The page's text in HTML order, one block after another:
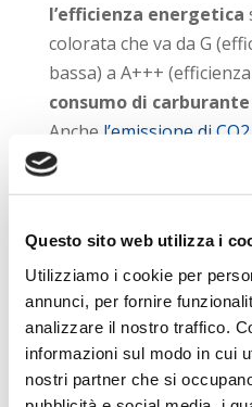
Questo sito web utilizza i
Utilizziamo i cookie per
annunci, per fornire
analizzare il nostro traffico.
informazioni sul modo in cui
nostri partner che si
l’efficienza energetica
colorata che va da G
bassa) a A+++
consumo di carburante
Anche l’emissione di CO2
una scala colorata: un
verde della scala indica
emissione.
Questa valutazione
del veicolo. Un veicolo
ad una media di 52,98
chilometro, calcolata